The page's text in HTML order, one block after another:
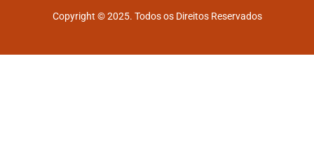
Copyright © 2025. Todos os Direitos Reservados